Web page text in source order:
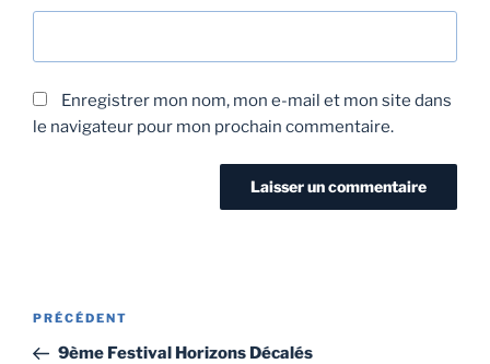
Enregistrer mon nom, mon e-mail et mon site dans
le navigateur pour mon prochain commentaire.
PRÉCÉDENT
9ème Festival Horizons Décalés